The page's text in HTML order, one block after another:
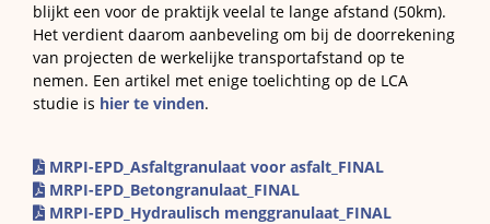
blijkt een voor de praktijk veelal te lange afstand (50km).
Het verdient daarom aanbeveling om bij de doorrekening
van projecten de werkelijke transportafstand op te
nemen. Een artikel met enige toelichting op de LCA
studie is hier te vinden.
MRPI-EPD_Asfaltgranulaat voor asfalt_FINAL
MRPI-EPD_Betongranulaat_FINAL
MRPI-EPD_Hydraulisch menggranulaat_FINAL